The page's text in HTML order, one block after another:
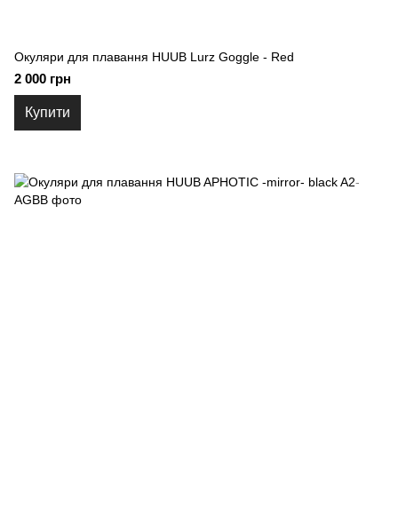
Окуляри для плавання HUUB Lurz Goggle - Red
2 000 грн
Купити